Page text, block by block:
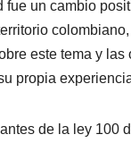
fue un cambio
este tema y
propia
de la ley 100